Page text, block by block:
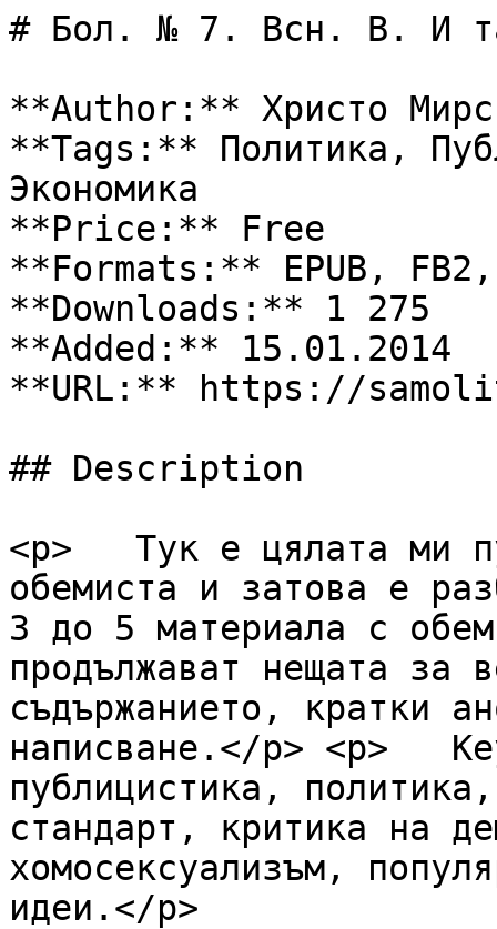
# Бол. № 7. Всн. В. И
**Author:** Христо
**Tags:** Политика,
Экономика
**Price:** Free
**Formats:** EPUB, FB2,
**Downloads:** 1 275
**Added:** 15.01.2014
**URL:** https://
## Description
<p>   Тук е цялата ми
обемиста и затова е
3 до 5 материала с
продължават нещата за
съдържанието, кратки
написване.</p> <p>
публицистика,
стандарт, критика на
хомосексуализъм,
идеи.</p>